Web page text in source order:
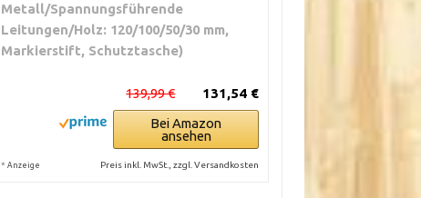
Metall/Spannungsführende
Leitungen/Holz: 120/100/50/30 mm,
Markierstift, Schutztasche)
131,54 €
139,99 €
Bei Amazon
ansehen
* Anzeige Preis inkl. MwSt., zzgl. Versandkosten